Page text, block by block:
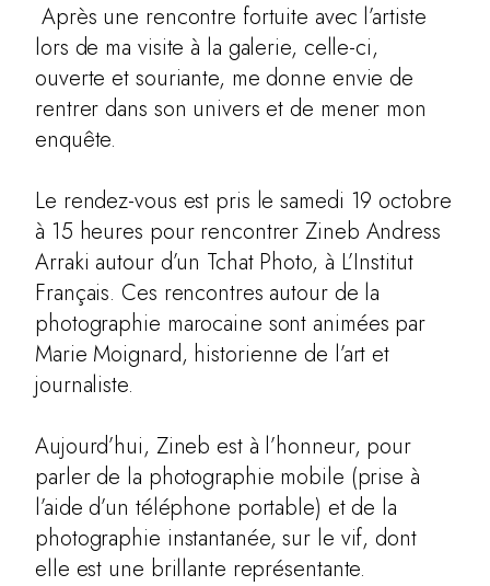
Après une rencontre fortuite avec l’artiste
lors de ma visite à la galerie, celle-ci,
ouverte et souriante, me donne envie de
rentrer dans son univers et de mener mon
enquête.
Le rendez-vous est pris le samedi 19 octobre
à 15 heures pour rencontrer Zineb Andress
Arraki autour d’un Tchat Photo, à L’Institut
Français. Ces rencontres autour de la
photographie marocaine sont animées par
Marie Moignard, historienne de l’art et
journaliste.
Aujourd’hui, Zineb est à l’honneur, pour
parler de la photographie mobile (prise à
l’aide d’un téléphone portable) et de la
photographie instantanée, sur le vif, dont
elle est une brillante représentante.